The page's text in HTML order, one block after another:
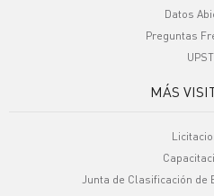
Datos
Preguntas
MÁS
Junta de Clasificación de